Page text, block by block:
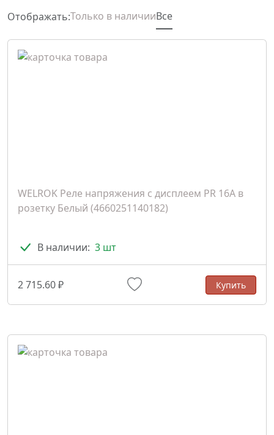
Отображать:Только в наличииВсе
WELROK Реле напряжения с дисплеем PR 16A в
розетку Белый (4660251140182)
В наличии: 3 шт
2 715.60 ₽ Купить